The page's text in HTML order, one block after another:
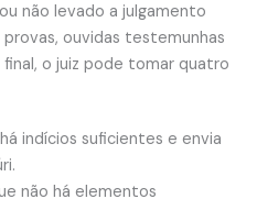
não levado a julgamento
ouvidas testemunhas
o juiz pode tomar quatro
indícios suficientes e envia
não há elementos